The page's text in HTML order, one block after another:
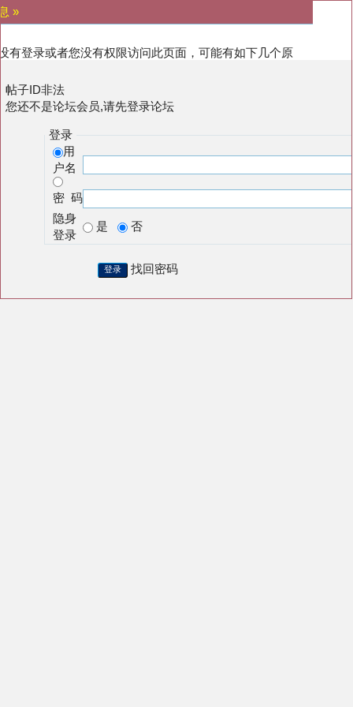
»
有登录或者您没有权限访问此页面，可能有如下几个原
帖子ID非法
您还不是论坛会员,请先登录论坛
登录
用
户名
密 码
隐身
登录
是 否
找回密码